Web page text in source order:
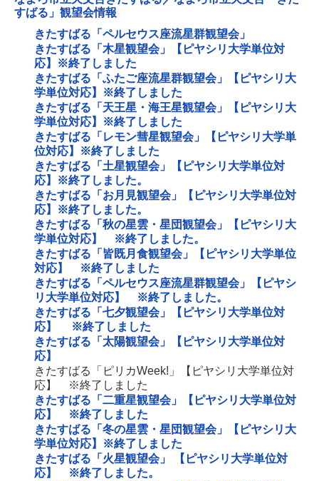
すばる」観望会情報
きたすばる「ペルセウス座流星群観望会」
きたすばる「木星観望会」【ピヤシリ大学単位対
応】※終了しました
きたすばる「ふたご座流星群観望会」【ピヤシリ大
学単位対応】※終了しました
きたすばる「天王星・海王星観望会」【ピヤシリ大
学単位対応】※終了しました
きたすばる「レモン彗星観望会」【ピヤシリ大学単
位対応】※終了しました
きたすばる「土星観望会」【ピヤシリ大学単位対
応】※終了しました。
きたすばる「お月見観望会」【ピヤシリ大学単位対
応】※終了しました。
きたすばる「秋の星雲・星団観望会」【ピヤシリ大
学単位対応】 ※終了しました。
きたすばる「皆既月食観望会」【ピヤシリ大学単位
対応】 ※終了しました
きたすばる「ペルセウス座流星群観望会」【ピヤシ
リ大学単位対応】 ※終了しました。
きたすばる「七夕観望会」【ピヤシリ大学単位対
応】 ※終了しました
きたすばる「太陽観望会」【ピヤシリ大学単位対
応】
きたすばる「ピリカWeek!」【ピヤシリ大学単位対
応】 ※終了しました
きたすばる「二重星観望会」【ピヤシリ大学単位対
応】 ※終了しました
きたすばる「冬の星雲・星団観望会」【ピヤシリ大
学単位対応】※終了しました
きたすばる「火星観望会」 【ピヤシリ大学単位対
応】 ※終了しました。